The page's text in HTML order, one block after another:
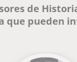
de
que pueden